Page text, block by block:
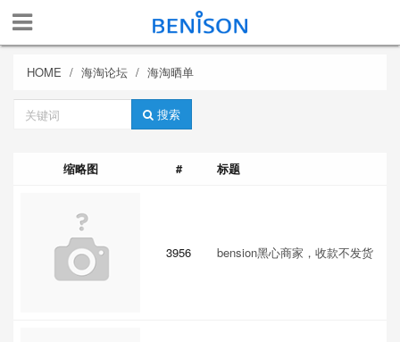
HOME 海淘论坛 海淘晒单
搜索
缩略图 # 标题
3956 bension黑心商家，收款不发货